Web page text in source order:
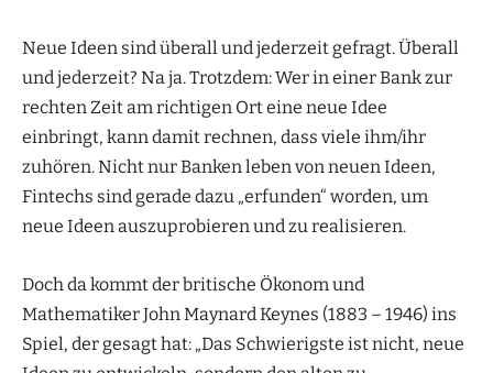
Neue Ideen sind überall und jederzeit gefragt. Überall
und jederzeit? Na ja. Trotzdem: Wer in einer Bank zur
rechten Zeit am richtigen Ort eine neue Idee
einbringt, kann damit rechnen, dass viele ihm/ihr
zuhören. Nicht nur Banken leben von neuen Ideen,
Fintechs sind gerade dazu „erfunden“ worden, um
neue Ideen auszuprobieren und zu realisieren.
Doch da kommt der britische Ökonom und
Mathematiker John Maynard Keynes (1883 – 1946) ins
Spiel, der gesagt hat: „Das Schwierigste ist nicht, neue